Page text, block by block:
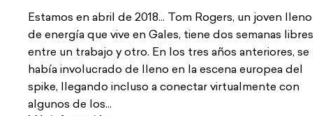
Estamos en abril de 2018... Tom Rogers, un joven lleno
de energía que vive en Gales, tiene dos semanas libres
entre un trabajo y otro. En los tres años anteriores, se
había involucrado de lleno en la escena europea del
spike, llegando incluso a conectar virtualmente con
algunos de los...